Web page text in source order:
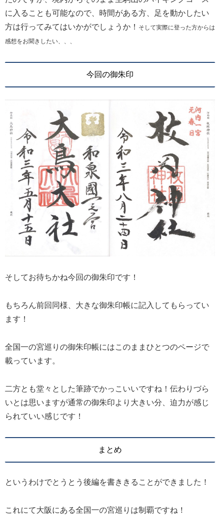
に入ることも可能なので、時間がある方、足を動かしたい
方は行ってみてはいかがでしょうか！ そして実際に登った方からは
感想をお聞きしたい、、、
今回の御朱印
そしてお待ちかね今回の御朱印です！
もちろん前回同様、大きな御朱印帳に記入してもらってい
ます！
全国一の宮巡りの御朱印帳にはこのままひとつのページで
載っています。
二方とも堂々とした筆跡でかっこいいですね！伝わりづら
いとは思いますが通常の御朱印より大きい分、迫力が感じ
られていい感じです！
まとめ
というわけでとうとう後編を書ききることができました！
これにて大阪にある全国一の宮巡りは制覇ですね！